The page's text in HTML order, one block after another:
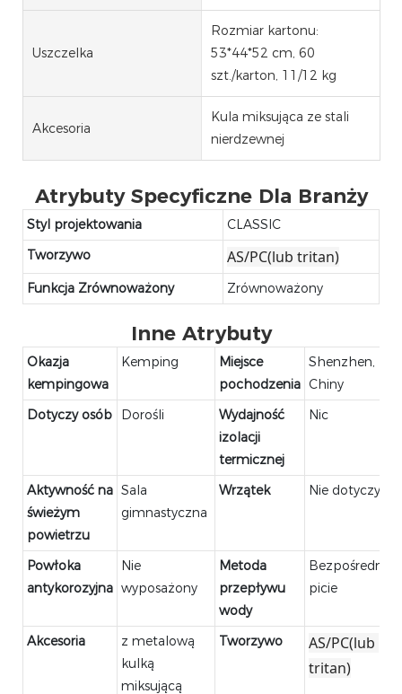
Uszczelka
Rozmiar kartonu:
53*44*52 cm, 60
szt./karton, 11/12 kg
Akcesoria
Kula miksująca ze stali
nierdzewnej
Atrybuty Specyficzne Dla Branży
Styl projektowania
CLASSIC
Tworzywo
AS/PC(lub tritan)
Funkcja Zrównoważony Zrównoważony
Inne Atrybuty
Okazja
kempingowa
Kemping
Miejsce
pochodzenia
Shenzhen,
Chiny
Dotyczy osób
Dorośli
Wydajność
izolacji
termicznej
Nic
Aktywność na
świeżym
powietrzu
Sala
gimnastyczna
Wrzątek Nie dotyczy
Powłoka
antykorozyjna
Nie
wyposażony
Metoda
przepływu
wody
Bezpośrednie
picie
Akcesoria
z metalową
kulką
miksującą
Tworzywo
AS/PC(lub
tritan)